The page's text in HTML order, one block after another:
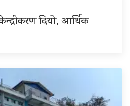
दियो, आर्थिक